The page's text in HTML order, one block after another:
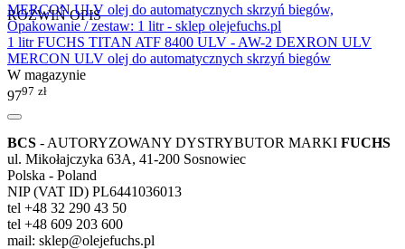
ROZWIŃ OPIS
1 litr FUCHS TITAN ATF 8400 ULV - AW-2 DEXRON ULV
MERCON ULV olej do automatycznych skrzyń biegów
W magazynie
9797 zł
BCS - AUTORYZOWANY DYSTRYBUTOR MARKI FUCHS
ul. Mikołajczyka 63A, 41-200 Sosnowiec
Polska - Poland
NIP (VAT ID) PL6441036013
tel +48 32 290 43 50
tel +48 609 203 600
mail: sklep@olejefuchs.pl